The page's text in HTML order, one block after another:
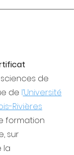
de
de l’Université
Rivières
formation
sur
la